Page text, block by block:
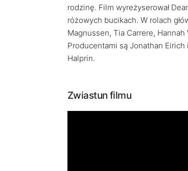
rodzinę. Film wyreżyserował
różowych bucikach. W rolach
Magnussen, Tia Carrere,
Producentami są Jonathan
Halprin.
Zwiastun filmu